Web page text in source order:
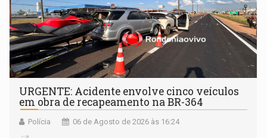
URGENTE: Acidente envolve cinco veículos
em obra de recapeamento na BR-364
Polícia 06 de Agosto de 2026 às 16:24